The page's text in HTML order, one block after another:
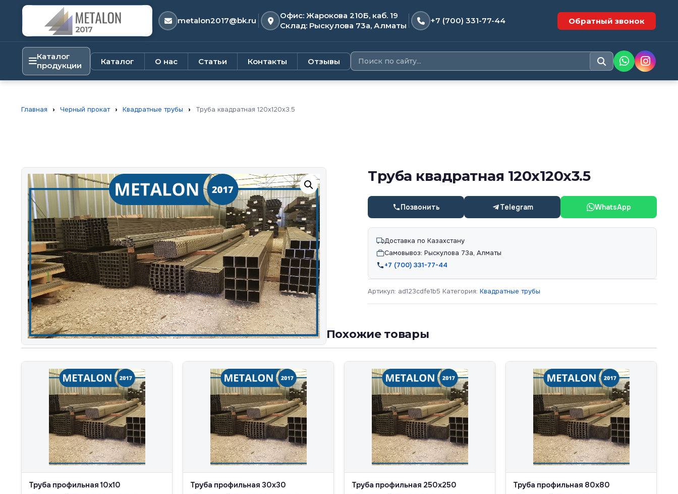
metalon2017@bk.ru
Офис: Жарокова 210Б, каб. 19
Склад: Рыскулова 73а, Алматы
+7 (700) 331-77-44 Обратный звонок
Каталог
продукции
Каталог О нас Статьи Контакты Отзывы
Главная › Черный прокат › Квадратные трубы › Труба квадратная 120х120х3.5
Труба квадратная 120х120х3.5
Позвонить Telegram WhatsApp
Доставка по Казахстану
Самовывоз: Рыскулова 73а, Алматы
+7 (700) 331-77-44
Артикул: ad123cdfe1b5 Категория:Квадратные трубы
Похожие товары
Труба профильная 10х10 Труба профильная 30х30 Труба профильная 250х250 Труба профильная 80х80